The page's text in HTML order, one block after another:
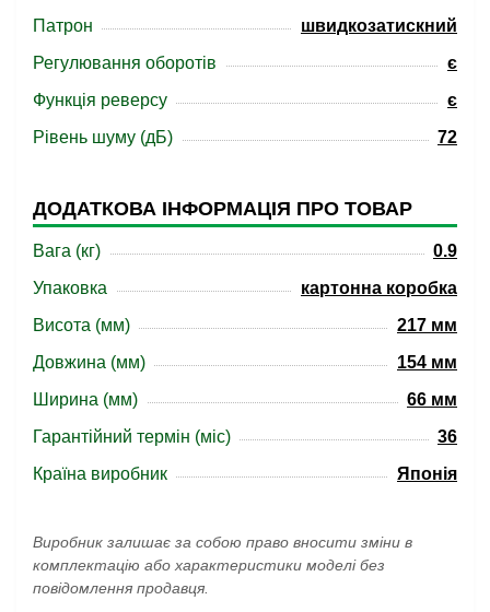
Патрон
швидкозатискний
Регулювання оборотів
є
Функція реверсу
є
Рівень шуму (дБ)
72
ДОДАТКОВА ІНФОРМАЦІЯ ПРО ТОВАР
Вага (кг)
0.9
Упаковка
картонна коробка
Висота (мм)
217 мм
Довжина (мм)
154 мм
Ширина (мм)
66 мм
Гарантійний термін (міс)
36
Країна виробник
Японія
Виробник залишає за собою право вносити зміни в
комплектацію або характеристики моделі без
повідомлення продавця.